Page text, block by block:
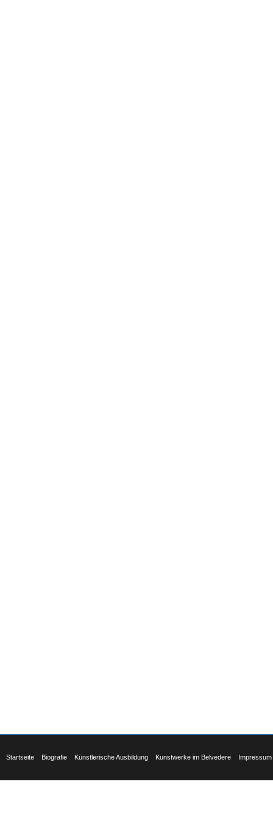
Startseite Biografie Künstlerische Ausbildung Kunstwerke im Belvedere Impressum